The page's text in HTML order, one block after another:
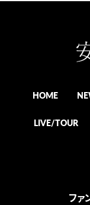
HOME
LIVE/TOUR
ファ